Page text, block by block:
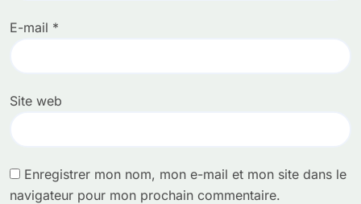
E-mail *
Site web
Enregistrer mon nom, mon e-mail et mon site dans le
navigateur pour mon prochain commentaire.